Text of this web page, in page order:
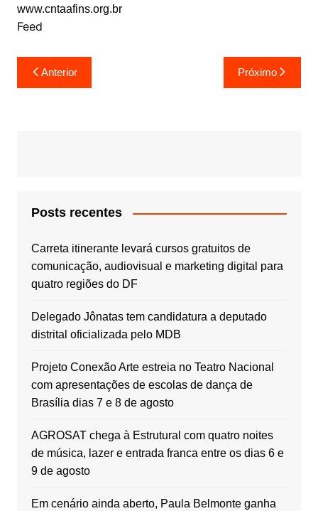
www.cntaafins.org.br
Feed
Navegação
de
Anterior Próximo
Posts recentes
Carreta itinerante levará cursos gratuitos de
comunicação, audiovisual e marketing digital para
quatro regiões do DF
Delegado Jônatas tem candidatura a deputado
distrital oficializada pelo MDB
Projeto Conexão Arte estreia no Teatro Nacional
com apresentações de escolas de dança de
Brasília dias 7 e 8 de agosto
AGROSAT chega à Estrutural com quatro noites
de música, lazer e entrada franca entre os dias 6 e
9 de agosto
Em cenário ainda aberto, Paula Belmonte ganha